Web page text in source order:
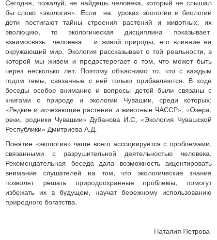
Сегодня, пожалуй, не найдешь человека, который не слышал
бы слово «экология». Если на уроках зоологии и биологии
дети постигают тайны строения растений и животных, их
эволюцию, то экологическая дисциплина показывает
взаимосвязь человека и живой природы, его влияние на
окружающий мир. Экология рассказывает о той реальности, в
которой мы живем и предостерегает о том, что может быть
через несколько лет. Поэтому объяснимо то, что с каждым
годом темы, связанные с ней только прибавляются. В ходе
беседы особое внимание и вопросы детей были связаны с
книгами о природе и экологии Чувашии, среди которых:
«Редкие и исчезающие растения и животные ЧАССР», «Озера,
реки, родники Чувашии» Дубанова И.С, «Экология Чувашской
Республики» Дмитриева А.Д.
Понятие «экология» чаще всего ассоциируется с проблемами,
связанными с разрушительной деятельностью человека.
Рекомендательная беседа дала возможность акцентировать
внимание слушателей на том, что экологические знания
позволят решать природоохранные проблемы, помогут
избежать их в будущем, научат бережному использованию
природного богатства.
Наталия Петрова